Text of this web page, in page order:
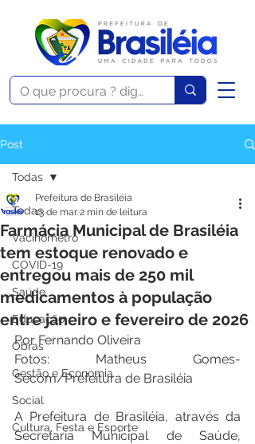
Post
Todas
Vacinômetro
COVID-19
Saúde
Educação
Obras
Gestão e Economia
Social
Cultura, Festa e Esporte
Todas
Farmácia Municipal de Brasiléia
tem estoque renovado e
entregou mais de 250 mil
medicamentos à população
entre janeiro e fevereiro de 2026
Prefeitura de Brasiléia
13 de mar.2 min de leitura
Por Fernando Oliveira
Fotos: Matheus Gomes-
Secom/Prefeitura de Brasiléia
A Prefeitura de Brasiléia, através da
Secretaria Municipal de Saúde,